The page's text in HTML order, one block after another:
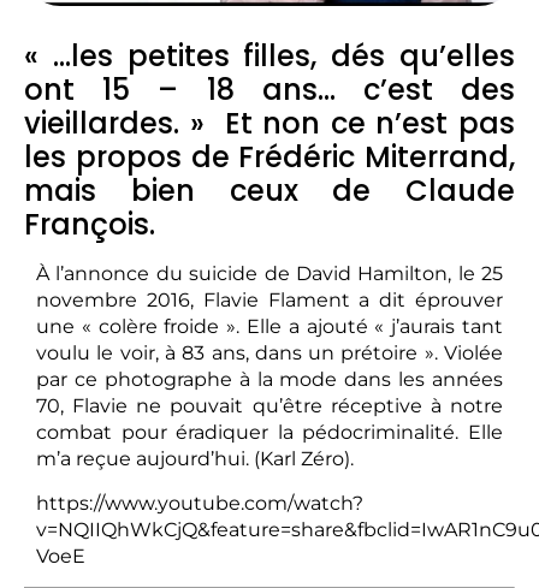
« …les petites filles, dés qu’elles
ont 15 – 18 ans… c’est des
vieillardes. » Et non ce n’est pas
les propos de Frédéric Miterrand,
mais bien ceux de Claude
François.
À l’annonce du suicide de David Hamilton, le 25
novembre 2016, Flavie Flament a dit éprouver
une « colère froide ». Elle a ajouté « j’aurais tant
voulu le voir, à 83 ans, dans un prétoire ». Violée
par ce photographe à la mode dans les années
70, Flavie ne pouvait qu’être réceptive à notre
combat pour éradiquer la pédocriminalité. Elle
m’a reçue aujourd’hui. (Karl Zéro).
https://www.youtube.com/watch?
VoeE